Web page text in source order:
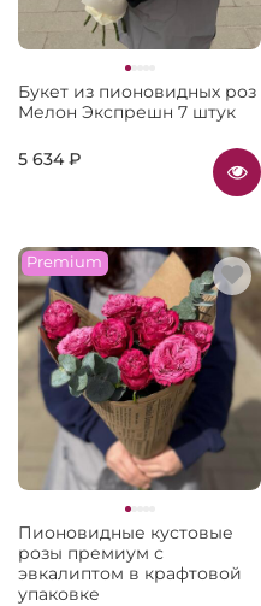
Букет из пионовидных роз
Мелон Экспрешн 7 штук
5 634 ₽
Premium
Пионовидные кустовые
розы премиум с
эвкалиптом в крафтовой
упаковке